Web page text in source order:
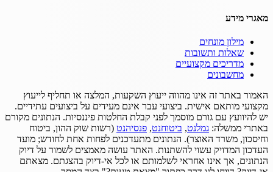
מאגרי מידע
מילון מונחים
שאלות ותשובות
מדריכים מקצועיים
מחשבונים
האמור באתר זה אינו מהווה ייעוץ השקעות, המלצה או תחליף לייעוץ
מקצועי מותאם אישית. ביצועי עבר אינם מעידים על ביצועים עתידיים.
יש להיוועץ עם גורם מוסמך לפני קבלת החלטות פיננסיות. הנתונים מקורם
באתרי ממשלה: גמלנט, ביטוחנט, פנסיהנט (רשות שוק ההון, ביטוח
וחיסכון, משרד האוצר). הנתונים מתעדכנים לפחות אחת לחודש; מועד
העדכון המדויק עשוי להשתנות. האתר עושה מאמצים לשמור על דיוק
הנתונים, אך אינו אחראי לשלמותם או לכל אי-דיוק בהצגתם. מצאתם